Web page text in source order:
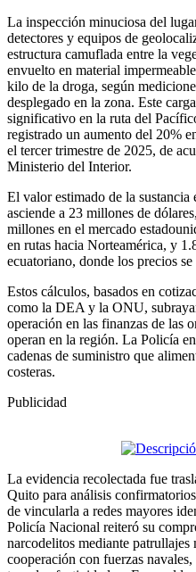
La inspección minuciosa del
detectores y equipos de
estructura camuflada entre la
envuelto en material
kilo de la droga, según
desplegado en la zona. Este
significativo en la ruta del
registrado un aumento del 20%
el tercer trimestre de 2025, de
Ministerio del Interior.
El valor estimado de la
asciende a 23 millones de
millones en el mercado
en rutas hacia Norteamérica, y
ecuatoriano, donde los precios
Estos cálculos, basados en
como la DEA y la ONU,
operación en las finanzas de las
operan en la región. La Policía
cadenas de suministro que
costeras.
Publicidad
La evidencia recolectada fue
Quito para análisis
de vincularla a redes mayores
Policía Nacional reiteró su
narcodelitos mediante
cooperación con fuerzas